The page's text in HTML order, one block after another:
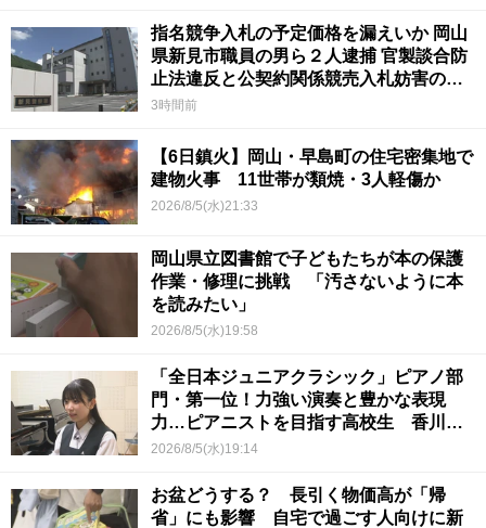
指名競争入札の予定価格を漏えいか 岡山
県新見市職員の男ら２人逮捕 官製談合防
止法違反と公契約関係競売入札妨害の疑
い
3時間前
【6日鎮火】岡山・早島町の住宅密集地で
建物火事 11世帯が類焼・3人軽傷か
2026/8/5(水)21:33
岡山県立図書館で子どもたちが本の保護
作業・修理に挑戦 「汚さないように本
を読みたい」
2026/8/5(水)19:58
「全日本ジュニアクラシック」ピアノ部
門・第一位！力強い演奏と豊かな表現
力…ピアニストを目指す高校生 香川
【青春のキセキ】
2026/8/5(水)19:14
お盆どうする？ 長引く物価高が「帰
省」にも影響 自宅で過ごす人向けに新